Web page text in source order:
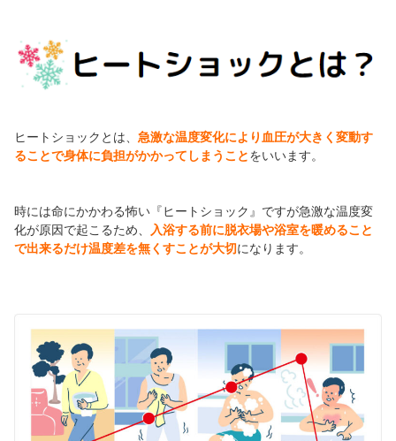
ヒートショックとは、 急激な温度変化により血圧が大きく変動す
ることで身体に負担がかかってしまうことをいいます。
時には命にかかわる怖い『ヒートショック』ですが急激な温度変
化が原因で起こるため、
入浴する前に脱衣場や浴室を暖めること
で出来るだけ温度差を無くすことが大切になります。